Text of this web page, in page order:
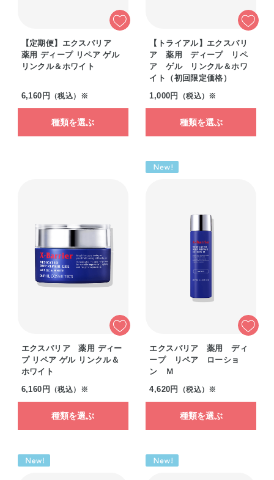
【定期便】エクスバリア
薬用 ディープ リペア ゲル
リンクル＆ホワイト
6,160円 （税込）※
種類を選ぶ
【トライアル】エクスバリ
ア 薬用 ディープ リペ
ア ゲル リンクル＆ホワ
イト（初回限定価格）
1,000円
（税込）※
種類を選ぶ
エクスバリア 薬用 ディー
プ リペア ゲル リンクル＆
ホワイト
6,160円
（税込）※
種類を選ぶ
エクスバリア 薬用 ディ
ープ リペア ローショ
ン Ｍ
4,620円
（税込）※
種類を選ぶ